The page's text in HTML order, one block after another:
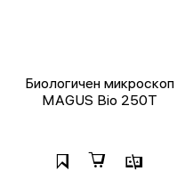
Биологичен микроскоп
MAGUS Bio 250T